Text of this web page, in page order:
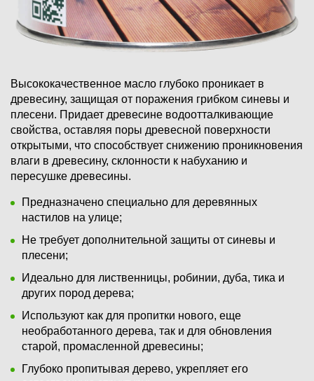
Высококачественное масло глубоко проникает в
древесину, защищая от поражения грибком синевы и
плесени. Придает древесине водоотталкивающие
свойства, оставляя поры древесной поверхности
открытыми, что способствует снижению проникновения
влаги в древесину, склонности к набуханию и
пересушке древесины.
Предназначено специально для деревянных
настилов на улице;
Не требует дополнительной защиты от синевы и
плесени;
Идеально для лиственницы, робинии, дуба, тика и
других пород дерева;
Используют как для пропитки нового, еще
необработанного дерева, так и для обновления
старой, промасленной древесины;
Глубоко пропитывая дерево, укрепляет его